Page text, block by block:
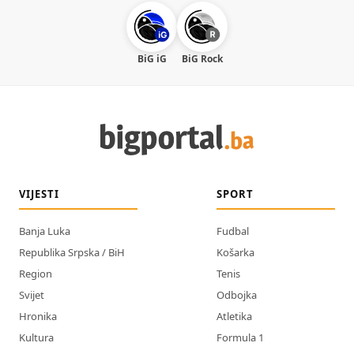
BiG iG BiG Rock
VIJESTI
Banja Luka
Republika Srpska / BiH
Region
Svijet
Hronika
Kultura
SPORT
Fudbal
Košarka
Tenis
Odbojka
Atletika
Formula 1